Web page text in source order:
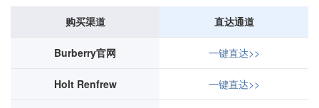
购买渠道 直达通道
Burberry官网 一键直达>>
Holt Renfrew 一键直达>>